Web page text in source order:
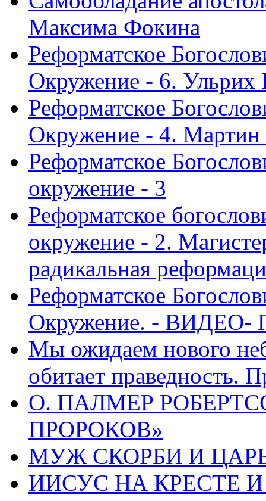
Максима Фокина
Реформатское
Окружение - 6. Ульрих
Реформатское
Окружение - 4.
Реформатское
окружение - 3
Реформатское
окружение - 2.
радикальная
Реформатское
Окружение. - ВИДЕО-
Мы ожидаем нового
обитает праведность.
О. ПАЛМЕР
ПРОРОКОВ»
МУЖ СКОРБИ И ЦАРЬ
ИИСУС НА КРЕСТЕ